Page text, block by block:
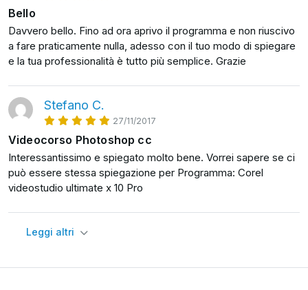
Saprai scontornare un oggetto.
Saprai eliminare o sostituire lo sfondo delle foto.
Saprai ritoccare un immagine per correggere i
difetti dei visi e di altri soggetti.
Saprai eliminare oggetti dalle foto.
Saprai inserire del testo.
Saprai fare dei fotomontaggi e delle composizioni
Bello
Davvero bello. Fino ad ora aprivo il programma e non riuscivo
a fare praticamente nulla, adesso con il tuo modo di spiegare
e la tua professionalità è tutto più semplice. Grazie
Stefano C.
27/11/2017
Videocorso Photoshop cc
Interessantissimo e spiegato molto bene. Vorrei sapere se ci
può essere stessa spiegazione per Programma: Corel
videostudio ultimate x 10 Pro
Leggi altri